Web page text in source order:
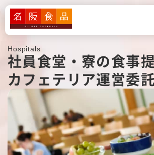
Hospitals
社員食堂・寮の食事
カフェテリア運営委
給食に関するお問い合わ
お見積り依頼
資料ダウンロード